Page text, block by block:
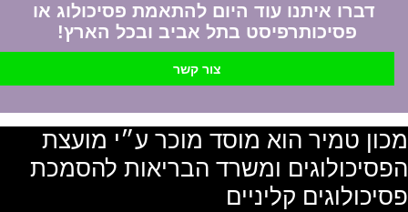
דברו איתנו עוד היום להתאמת פסיכולוג או
פסיכותרפיסט בתל אביב ובכל הארץ!
צור קשר
מכון טמיר הוא מוסד מוכר ע״י מועצת
הפסיכולוגים ומשרד הבריאות להסמכת
פסיכולוגים קליניים